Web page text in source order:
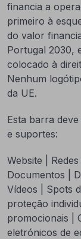
financia a
primeiro à
do valor
Portugal 2030,
colocado à
Nenhum
da UE.
Esta barra
e suportes:
Website |
Documentos |
Vídeos | Spots
proteção
promocionais |
eletrónicos de